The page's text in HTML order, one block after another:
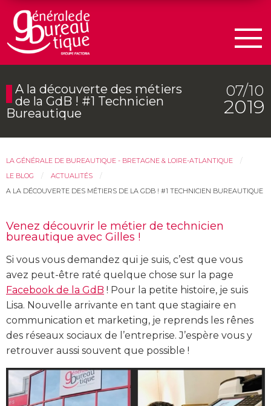
A la découverte des métiers
de la GdB ! #1 Technicien
Bureautique
07/10
2019
LA GÉNÉRALE DE BUREAUTIQUE - BRETAGNE & LOIRE-ATLANTIQUE
LE BLOG
ACTUALITÉS
A LA DÉCOUVERTE DES MÉTIERS DE LA GDB ! #1 TECHNICIEN BUREAUTIQUE
Venez découvrir le métier de technicien
bureautique avec Gilles !
Si vous vous demandez qui je suis, c’est que vous
avez peut-être raté quelque chose sur la page
Facebook de la GdB ! Pour la petite histoire, je suis
Lisa. Nouvelle arrivante en tant que stagiaire en
communication et marketing, je reprends les rênes
des réseaux sociaux de l’entreprise. J’espère vous y
retrouver aussi souvent que possible !